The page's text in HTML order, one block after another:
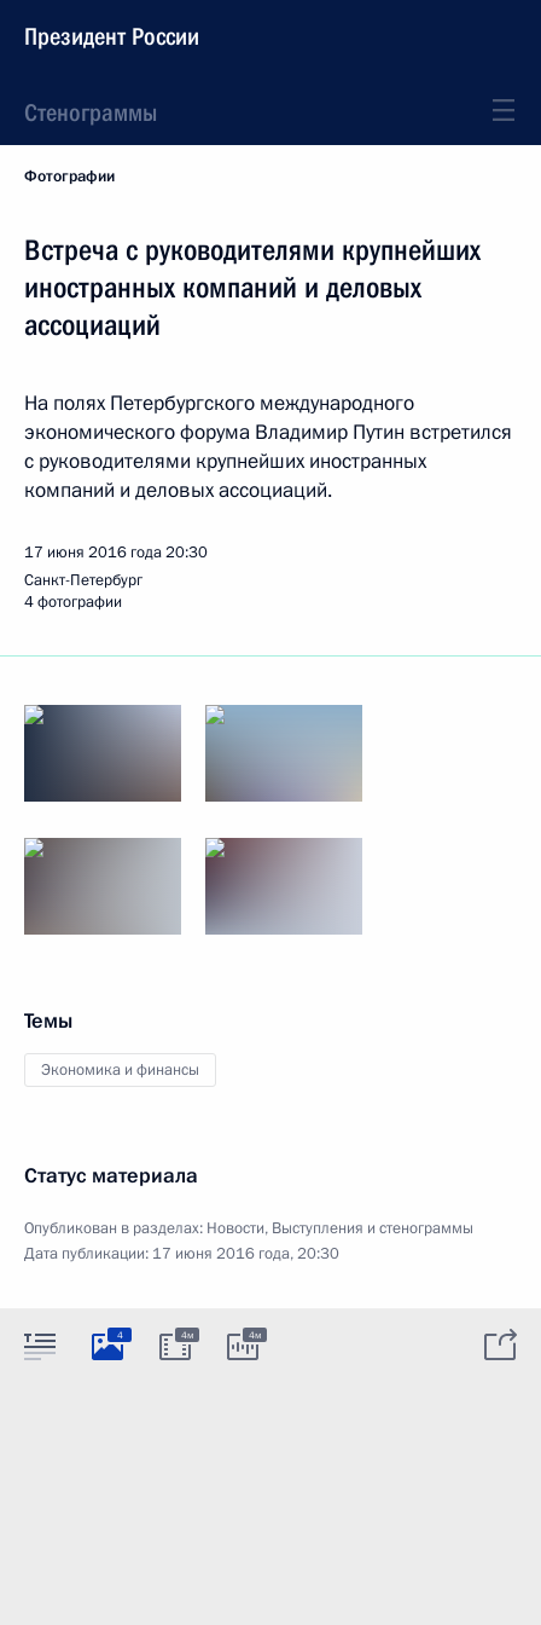
Президент России
Стенограммы
Фотографии
Встреча с руководителями крупнейших
иностранных компаний и деловых
ассоциаций
На полях Петербургского международного
экономического форума Владимир Путин встретился
с руководителями крупнейших иностранных
компаний и деловых ассоциаций.
17 июня 2016 года20:30
Санкт-Петербург
4 фотографии
Темы
Экономика и финансы
Статус материала
Опубликован в разделах: Новости, Выступления и стенограммы
Дата публикации: 17 июня 2016 года, 20:30
4 4м 4м